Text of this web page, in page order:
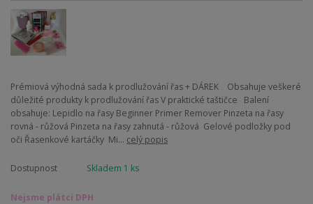
Prémiová výhodná sada k prodlužování řas + DÁREK Obsahuje veškeré
důležité produkty k prodlužování řas V praktické taštičce Balení
obsahuje: Lepidlo na řasy Beginner Primer Remover Pinzeta na řasy
rovná - růžová Pinzeta na řasy zahnutá - růžová Gelové podložky pod
oči Řasenkové kartáčky Mi... celý popis
Dostupnost Skladem 1 ks
Nejsme plátci DPH